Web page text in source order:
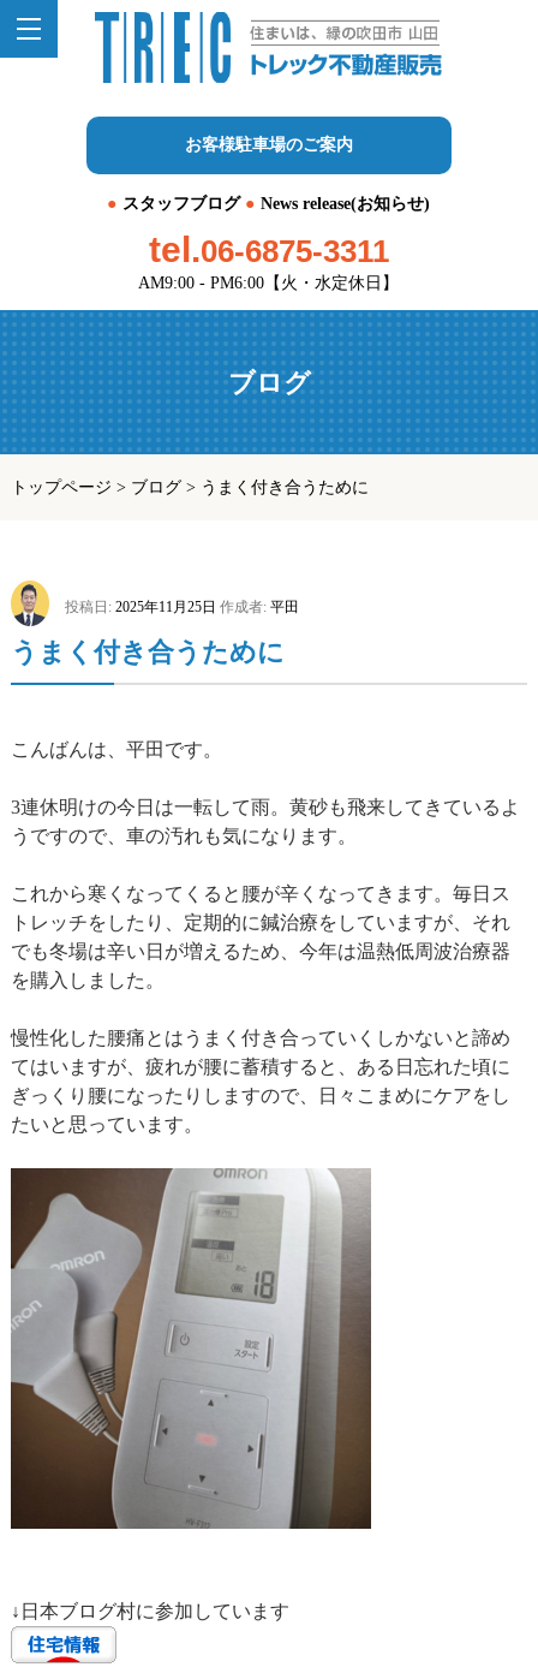
お客様駐車場のご案内
スタッフブログ News release(お知らせ)
tel.06-6875-3311
AM9:00 - PM6:00【火・水定休日】
ブログ
トップページ > ブログ> うまく付き合うために
投稿日: 2025年11月25日 作成者: 平田
うまく付き合うために
こんばんは、平田です。
3連休明けの今日は一転して雨。黄砂も飛来してきているよ
うですので、車の汚れも気になります。
これから寒くなってくると腰が辛くなってきます。毎日ス
トレッチをしたり、定期的に鍼治療をしていますが、それ
でも冬場は辛い日が増えるため、今年は温熱低周波治療器
を購入しました。
慢性化した腰痛とはうまく付き合っていくしかないと諦め
てはいますが、疲れが腰に蓄積すると、ある日忘れた頃に
ぎっくり腰になったりしますので、日々こまめにケアをし
たいと思っています。
↓日本ブログ村に参加しています